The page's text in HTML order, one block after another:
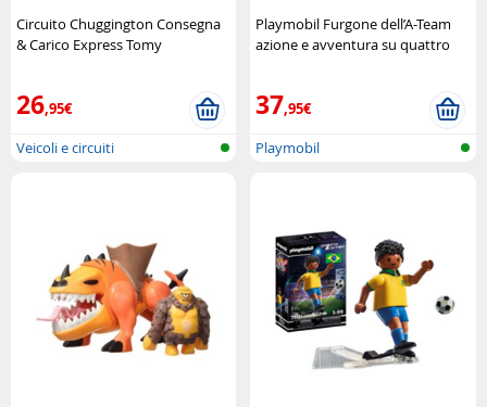
Circuito Chuggington Consegna
& Carico Express Tomy
26,95€
Veicoli e circuiti
Playmobil Furgone dell’A-Team
azione e avventura su quattro
37,95€
Playmobil